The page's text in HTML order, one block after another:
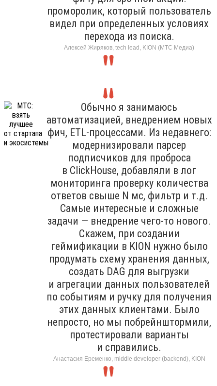
проморолик, который пользователь
видел при определенных условиях
перехода из поиска.
Алексей Жиряков, tech lead, KION (МТС Медиа)
Обычно я занимаюсь
автоматизацией, внедрением новых
фич, ETL-процессами. Из недавнего:
модернизировали парсер
подписчиков для проброса
в ClickHouse, добавляли в лог
мониторинга проверку количества
ответов свыше N мс, фильтр и т.д.
Самые интересные и сложные
задачи — внедрение чего-то нового.
Скажем, при создании
геймификации в KION нужно было
продумать схему хранения данных,
создать DAG для выгрузки
и агрегации данных пользователей
по событиям и ручку для получения
этих данных клиентами. Было
непросто, но мы побрейнштормили,
протестировали варианты
и справились.
Анастасия Еременко, middle developer (backend), KION